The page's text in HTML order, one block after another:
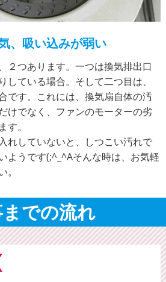
、吸い込みが弱い
２つあります。一つは換気排出口
している場合。そして二つ目は、
です。これには、換気扇自体の汚
けでなく、ファンのモーターの劣
。
れしていないと、しつこい汚れで
ようです(;^_^Aそんな時は、お気軽
での流れ